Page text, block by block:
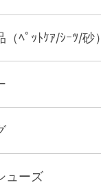
ﾍﾟｯﾄｹｱ/ｼｰﾂ/砂）
ューズ